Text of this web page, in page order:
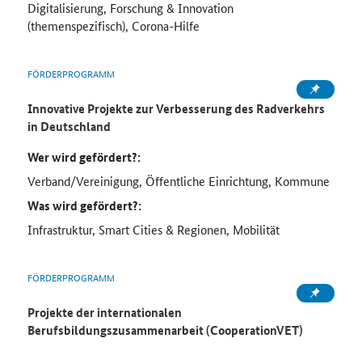
Digitalisierung, Forschung & Innovation
(themenspezifisch), Corona-Hilfe
FÖRDERPROGRAMM
Innovative Projekte zur Verbesserung des Radverkehrs
in Deutschland
Wer wird gefördert?:
Verband/Vereinigung, Öffentliche Einrichtung, Kommune
Was wird gefördert?:
Infrastruktur, Smart Cities & Regionen, Mobilität
FÖRDERPROGRAMM
Projekte der internationalen
Berufsbildungszusammenarbeit (CooperationVET)